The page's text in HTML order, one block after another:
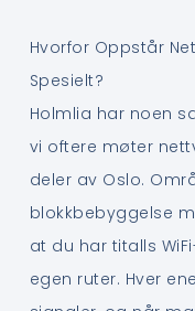
Hvorfor Oppstår
Spesielt?
Holmlia har noen
vi oftere møter
deler av Oslo.
blokkbebyggelse
at du har titalls
egen ruter. Hver